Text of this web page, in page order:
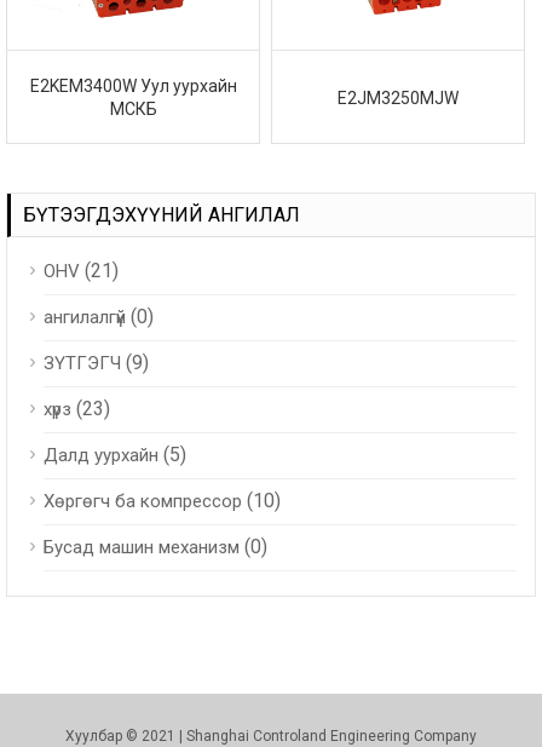
E2KEM3400W Уул уурхайн
МСКБ
E2JM3250MJW
БҮТЭЭГДЭХҮҮНИЙ АНГИЛАЛ
OHV (21)
ангилалгүй (0)
ЗҮТГЭГЧ (9)
хүрз (23)
Далд уурхайн (5)
Хөргөгч ба компрессор (10)
Бусад машин механизм (0)
Хуулбар © 2021 | Shanghai Controland Engineering Company